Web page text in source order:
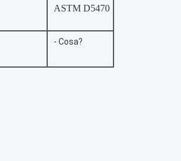
ASTM D5470
- Cosa?